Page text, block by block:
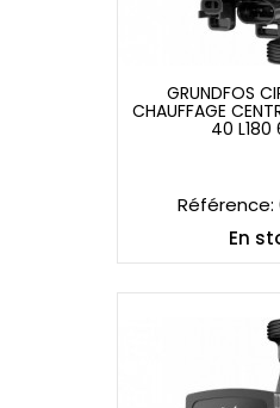
GRUNDFOS
GRUNDFOS
CHAUFFAGE
40
Référence:
En